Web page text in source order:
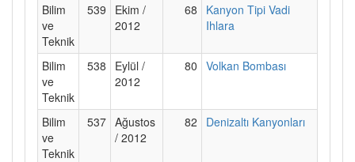
Bilim
ve
Teknik
539
Ekim /
2012
68
Kanyon Tipi Vadi
Ihlara
Bilim
ve
Teknik
538
Eylül /
2012
80 Volkan Bombası
Bilim
ve
Teknik
537 Ağustos
/ 2012
82 Denizaltı Kanyonları